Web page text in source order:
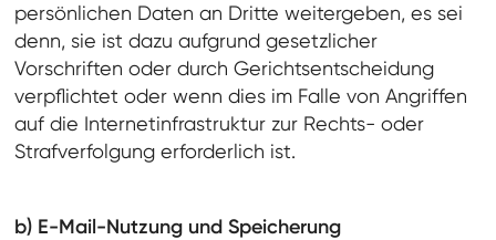
persönlichen Daten an Dritte weitergeben, es sei
denn, sie ist dazu aufgrund gesetzlicher
Vorschriften oder durch Gerichtsentscheidung
verpflichtet oder wenn dies im Falle von Angriffen
auf die Internetinfrastruktur zur Rechts- oder
Strafverfolgung erforderlich ist.
b) E-Mail-Nutzung und Speicherung